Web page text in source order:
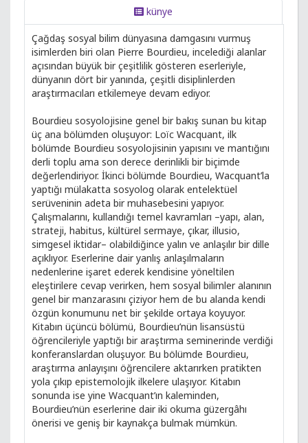
künye
Çağdaş sosyal bilim dünyasına damgasını vurmuş
isimlerden biri olan Pierre Bourdieu, incelediği alanlar
açısından büyük bir çeşitlilik gösteren eserleriyle,
dünyanın dört bir yanında, çeşitli disiplinlerden
araştırmacıları etkilemeye devam ediyor.
Bourdieu sosyolojisine genel bir bakış sunan bu kitap
üç ana bölümden oluşuyor: Loïc Wacquant, ilk
bölümde Bourdieu sosyolojisinin yapısını ve mantığını
derli toplu ama son derece derinlikli bir biçimde
değerlendiriyor. İkinci bölümde Bourdieu, Wacquant’la
yaptığı mülakatta sosyolog olarak entelektüel
serüveninin adeta bir muhasebesini yapıyor.
Çalışmalarını, kullandığı temel kavramları –yapı, alan,
strateji, habitus, kültürel sermaye, çıkar, illusio,
simgesel iktidar– olabildiğince yalın ve anlaşılır bir dille
açıklıyor. Eserlerine dair yanlış anlaşılmaların
nedenlerine işaret ederek kendisine yöneltilen
eleştirilere cevap verirken, hem sosyal bilimler alanının
genel bir manzarasını çiziyor hem de bu alanda kendi
özgün konumunu net bir şekilde ortaya koyuyor.
Kitabın üçüncü bölümü, Bourdieu’nün lisansüstü
öğrencileriyle yaptığı bir araştırma seminerinde verdiği
konferanslardan oluşuyor. Bu bölümde Bourdieu,
araştırma anlayışını öğrencilere aktarırken pratikten
yola çıkıp epistemolojik ilkelere ulaşıyor. Kitabın
sonunda ise yine Wacquant’ın kaleminden,
Bourdieu’nün eserlerine dair iki okuma güzergâhı
önerisi ve geniş bir kaynakça bulmak mümkün.